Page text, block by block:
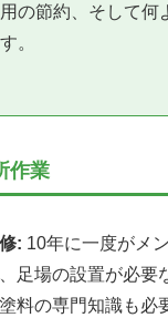
の節約、そして何
。
作業
: 10年に一度がメ
足場の設置が必要
料の専門知識も必